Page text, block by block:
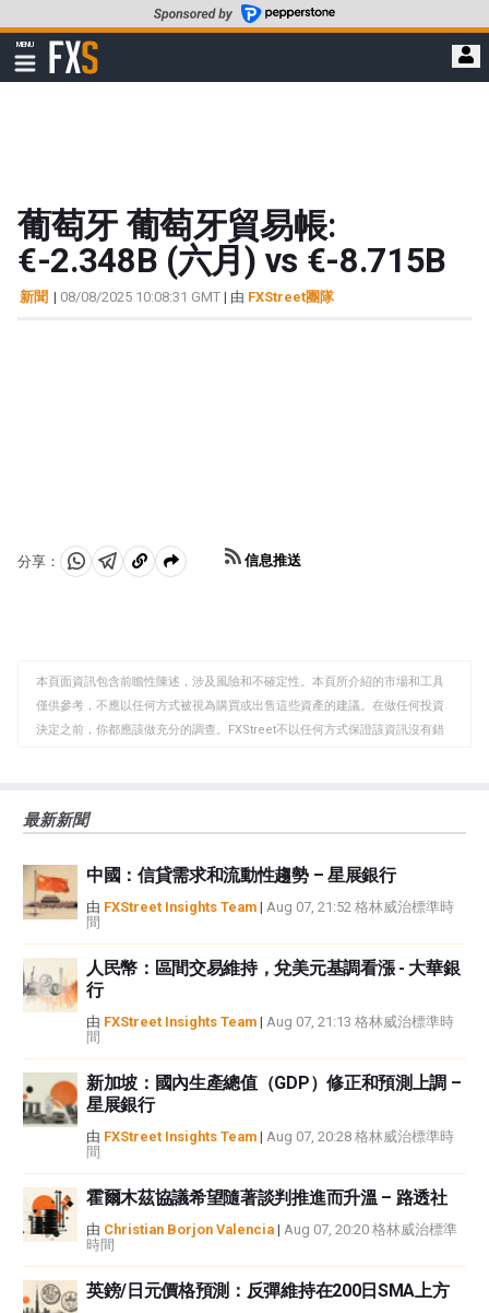
至
要
MENU
顯
示
FXStreet
葡萄牙 葡萄牙貿易帳:
€-2.348B (六月) vs €-8.715B
新聞 | 08/08/2025 10:08:31 GMT | 由 FXStreet團隊
分享：
分 分 複
板
信息推送
本頁面資訊包含前瞻性陳述，涉及風險和不確定性。本頁所介紹的市場和工具
僅供參考，不應以任何方式被視為購買或出售這些資產的建議。在做任何投資
決定之前，你都應該做充分的調查。FXStreet不以任何方式保證該資訊沒有錯
觀點，並不代表FXStreet或其廣告商的官方政策或立場。作者不對本頁連結的
如果文章正文中沒有明確提到，在撰寫本文時，作者在本文中提到的任何股票
中都沒有頭寸，也沒有與文中提到的任何公司有業務關係。除了FXStreet，作
者沒有收到撰寫這篇文章的報酬。
FXStreet和作者不提供個性化的建議。作者對該資訊的準確性、完整性或適用
性不作任何陳述。FXStreet和作者將不承擔任何錯誤，遺漏或任何損失，傷害
或損害由此資訊及其顯示或使用引起的。錯誤和遺漏除外。本文作者和
FXStreet並非註冊投資顧問，本文內容無意提供任何投資建議。
最新新聞
中國：信貸需求和流動性趨勢 – 星展銀行
由 FXStreet Insights Team | Aug 07, 21:52 格林威治標準時
間
人民幣：區間交易維持，兌美元基調看漲 - 大華銀
行
由 FXStreet Insights Team | Aug 07, 21:13 格林威治標準時
間
新加坡：國內生產總值（GDP）修正和預測上調 –
星展銀行
由 FXStreet Insights Team | Aug 07, 20:28 格林威治標準時
間
霍爾木茲協議希望隨著談判推進而升溫 – 路透社
由 Christian Borjon Valencia | Aug 07, 20:20 格林威治標準
時間
英鎊/日元價格預測：反彈維持在200日SMA上方